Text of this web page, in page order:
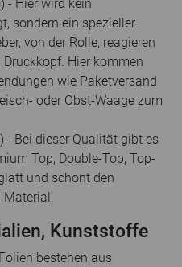
- Hier wird kein
sondern ein spezieller
von der Rolle, reagieren
Hier kommen
wie Paketversand
oder Obst-Waage zum
- Bei dieser Qualität gibt es
Top, Double-Top, Top-
und schont den
Material.
Kunststoffe
bestehen aus